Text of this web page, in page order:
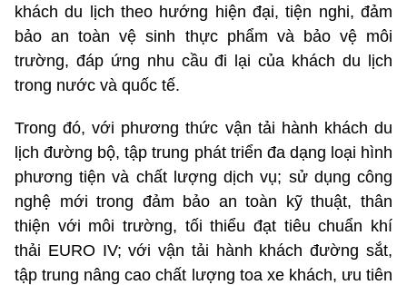
khách du lịch theo hướng hiện đại, tiện nghi, đảm
bảo an toàn vệ sinh thực phẩm và bảo vệ môi
trường, đáp ứng nhu cầu đi lại của khách du lịch
trong nước và quốc tế.
Trong đó, với phương thức vận tải hành khách du
lịch đường bộ, tập trung phát triển đa dạng loại hình
phương tiện và chất lượng dịch vụ; sử dụng công
nghệ mới trong đảm bảo an toàn kỹ thuật, thân
thiện với môi trường, tối thiểu đạt tiêu chuẩn khí
thải EURO IV; với vận tải hành khách đường sắt,
tập trung nâng cao chất lượng toa xe khách, ưu tiên